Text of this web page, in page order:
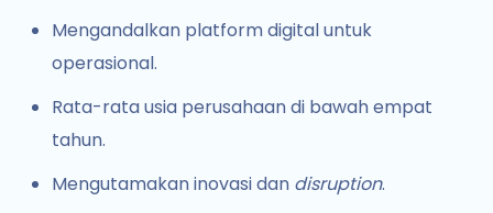
Mengandalkan platform digital untuk
operasional.
Rata-rata usia perusahaan di bawah empat
tahun.
Mengutamakan inovasi dan disruption.